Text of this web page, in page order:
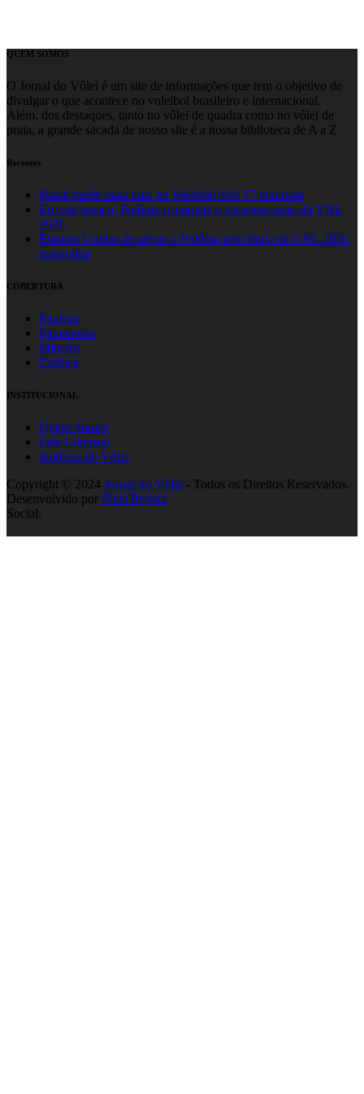
QUEM SOMOS
O Jornal do Vôlei é um site de informações que tem o objetivo de
divulgar o que acontece no voleibol brasileiro e internacional.
Além, dos destaques, tanto no vôlei de quadra como no vôlei de
praia, a grande sacada de nosso site é a nossa biblioteca de A a Z
Recentes
Brasil perde mais uma no Mundial Sub 17 feminino
Em um jogaço, Polônia conquista o tricampeonato da VNL
2026
Estados Unidos desafiam a Polônia pelo título da VNL 2026
masculina
COBERTURA
Paulista
Paranaense
Mineiro
Carioca
INSTITUCIONAL
Quem Somos
Fale Conosco
Notícias do Vôlei
Copyright © 2024 Jornal do Vôlei - Todos os Direitos Reservados.
Desenvolvido por Pixel Project
Social: